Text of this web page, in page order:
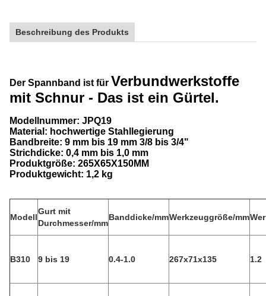
Beschreibung des Produkts
Der Spannband ist für Verbundwerkstoffe
mit Schnur - Das ist ein Gürtel.
Modellnummer: JPQ19
Material: hochwertige Stahllegierung
Bandbreite: 9 mm bis 19 mm 3/8 bis 3/4"
Strichdicke: 0,4 mm bis 1,0 mm
Produktgröße: 265X65X150MM
Produktgewicht: 1,2 kg
Modell
Gurt mit
Durchmesser/mm
Banddicke/mmWerkzeuggröße/mm
B310 9 bis 19 0.4-1.0 267x71x135 1.2